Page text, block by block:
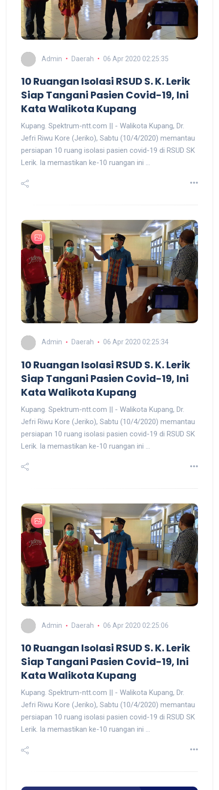
Admin Daerah 06 Apr 2020 02:25:35
10 Ruangan Isolasi RSUD S. K. Lerik
Siap Tangani Pasien Covid-19, Ini
Kata Walikota Kupang
Kupang. Spektrum-ntt.com || - Walikota Kupang, Dr.
Jefri Riwu Kore (Jeriko), Sabtu (10/4/2020) memantau
persiapan 10 ruang isolasi pasien covid-19 di RSUD SK
Lerik. Ia memastikan ke-10 ruangan ini ...
Admin Daerah 06 Apr 2020 02:25:34
10 Ruangan Isolasi RSUD S. K. Lerik
Siap Tangani Pasien Covid-19, Ini
Kata Walikota Kupang
Kupang. Spektrum-ntt.com || - Walikota Kupang, Dr.
Jefri Riwu Kore (Jeriko), Sabtu (10/4/2020) memantau
persiapan 10 ruang isolasi pasien covid-19 di RSUD SK
Lerik. Ia memastikan ke-10 ruangan ini ...
Admin Daerah 06 Apr 2020 02:25:06
10 Ruangan Isolasi RSUD S. K. Lerik
Siap Tangani Pasien Covid-19, Ini
Kata Walikota Kupang
Kupang. Spektrum-ntt.com || - Walikota Kupang, Dr.
Jefri Riwu Kore (Jeriko), Sabtu (10/4/2020) memantau
persiapan 10 ruang isolasi pasien covid-19 di RSUD SK
Lerik. Ia memastikan ke-10 ruangan ini ...